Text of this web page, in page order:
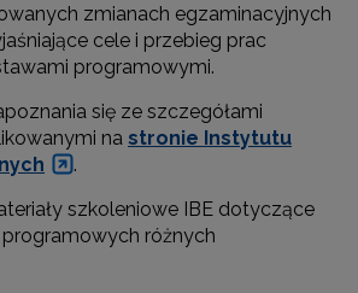
zmianach egzaminacyjnych
cele i przebieg prac
programowymi.
się ze szczegółami
na stronie Instytutu
.
szkoleniowe IBE dotyczące
różnych